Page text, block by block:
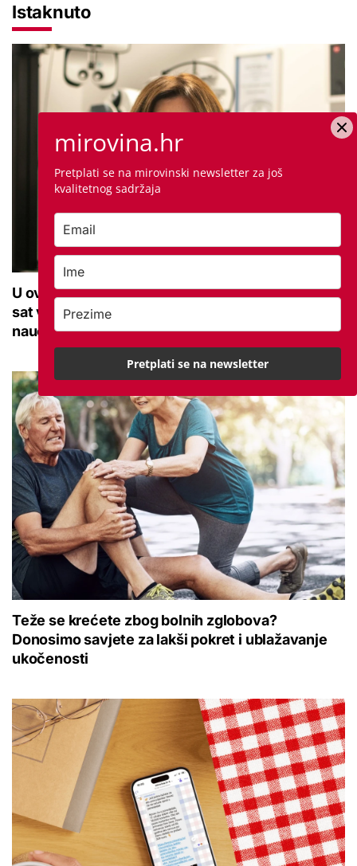
Istaknuto
U ovoj optici rade najdetaljniji pregled vida, traje
sat vremena: Bila sam na njemu, evo što me
naučio
Teže se krećete zbog bolnih zglobova?
Donosimo savjete za lakši pokret i ublažavanje
ukočenosti
mirovina.hr
Pretplati se na mirovinski newsletter za još
kvalitetnog sadržaja
Pretplati se na newsletter